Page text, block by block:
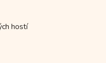
hostí